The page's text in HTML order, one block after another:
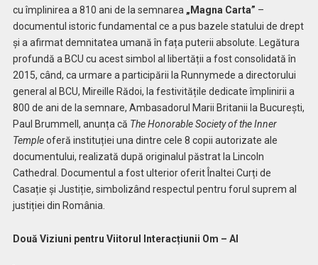
cu împlinirea a 810 ani de la semnarea „Magna Carta” –
documentul istoric fundamental ce a pus bazele statului de drept
și a afirmat demnitatea umană în fața puterii absolute. Legătura
profundă a BCU cu acest simbol al libertății a fost consolidată în
2015, când, ca urmare a participării la Runnymede a directorului
general al BCU, Mireille Rădoi, la festivitățile dedicate împlinirii a
800 de ani de la semnare, Ambasadorul Marii Britanii la București,
Paul Brummell, anunța că The Honorable Society of the Inner
Templeoferă instituției una dintre cele 8 copii autorizate ale
documentului, realizată după originalul păstrat la Lincoln
Cathedral. Documentul a fost ulterior oferit Înaltei Curți de
Casație și Justiție, simbolizând respectul pentru forul suprem al
justiției din România.
Două Viziuni pentru Viitorul Interacțiunii Om – AI